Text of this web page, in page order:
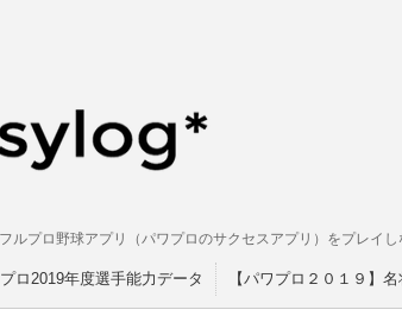
ルプロ野球アプリ（パワプロのサクセスアプリ）をプレイ
ロ2019年度選手能力データ 【パワプロ２０１９】